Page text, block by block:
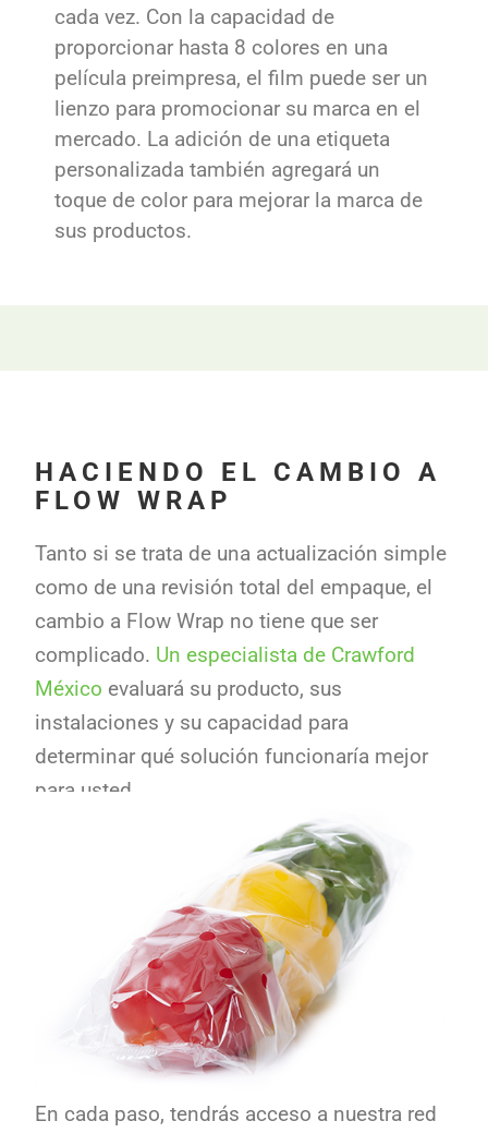
cada vez. Con la capacidad de
proporcionar hasta 8 colores en una
película preimpresa, el film puede ser un
lienzo para promocionar su marca en el
mercado. La adición de una etiqueta
personalizada también agregará un
toque de color para mejorar la marca de
sus productos.
HACIENDO EL CAMBIO A
FLOW WRAP
Tanto si se trata de una actualización simple
como de una revisión total del empaque, el
cambio a Flow Wrap no tiene que ser
complicado. Un especialista de Crawford
México evaluará su producto, sus
instalaciones y su capacidad para
determinar qué solución funcionaría mejor
para usted.
En cada paso, tendrás acceso a nuestra red